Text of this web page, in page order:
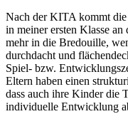
Nach der KITA kommt
in meiner ersten Klasse
mehr in die Bredouille,
durchdacht und
Spiel- bzw.
Eltern haben einen
dass auch ihre Kinder die
individuelle Entwicklung